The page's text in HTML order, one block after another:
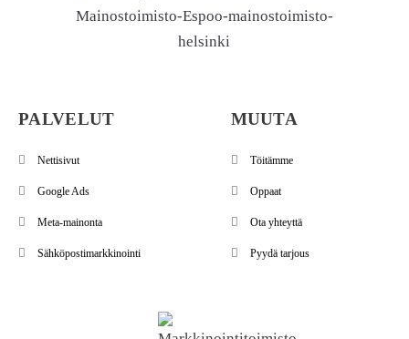
PALVELUT
Nettisivut
Google Ads
Meta-mainonta
Sähköpostimarkkinointi
MUUTA
Töitämme
Oppaat
Ota yhteyttä
Pyydä tarjous